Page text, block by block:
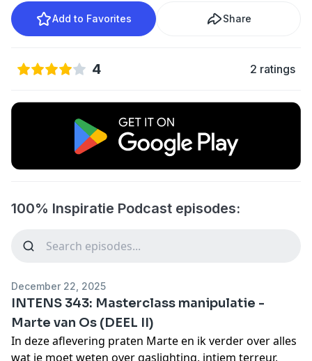
Add to Favorites Share
4 2 ratings
100% Inspiratie Podcast episodes:
December 22, 2025
INTENS 343: Masterclass manipulatie -
Marte van Os (DEEL II)
In deze aflevering praten Marte en ik verder over alles
wat je moet weten over gaslighting, intiem terreur,